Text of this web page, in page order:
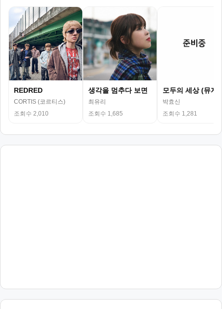
REDRED
CORTIS (코르티스)
조회수 2,010
생각을 멈추다 보면
최유리
조회수 1,685
모두의 세상 (뮤지
박효신
조회수 1,281